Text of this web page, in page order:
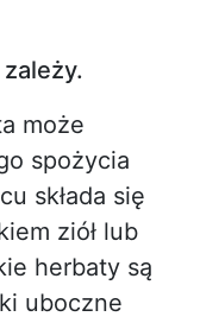
może
spożycia
składa się
ziół lub
herbaty są
uboczne